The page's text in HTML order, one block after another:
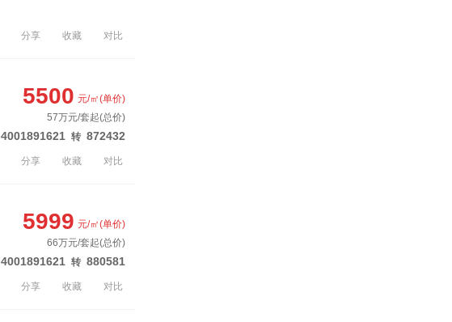
分享 收藏 对比
4001891621 转 872432
5500 元/㎡(单价)
57万元/套起(总价)
分享 收藏 对比
4001891621 转 880581
5999 元/㎡(单价)
66万元/套起(总价)
分享 收藏 对比